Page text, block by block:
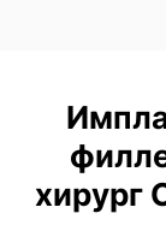
хирург